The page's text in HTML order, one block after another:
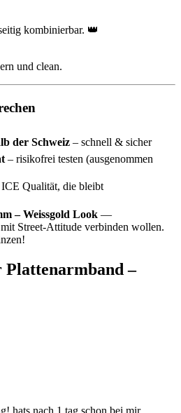
kombinierbar. 👑
und clean.
der Schweiz – schnell & sicher
– risikofrei testen (ausgenommen
Qualität, die bleibt
– Weissgold Look —
Street-Attitude verbinden wollen.
Plattenarmband –
hats nach 1 tag schon bei mir